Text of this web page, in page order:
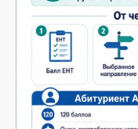
ЭКСКЛЮЗИВ
В МИРЕ
БАБУШКИНЫ
ГОРОДСКОЙ
ГРАНИТ НАУКИ…
ДЕРЕВЕНЬКА МОЯ